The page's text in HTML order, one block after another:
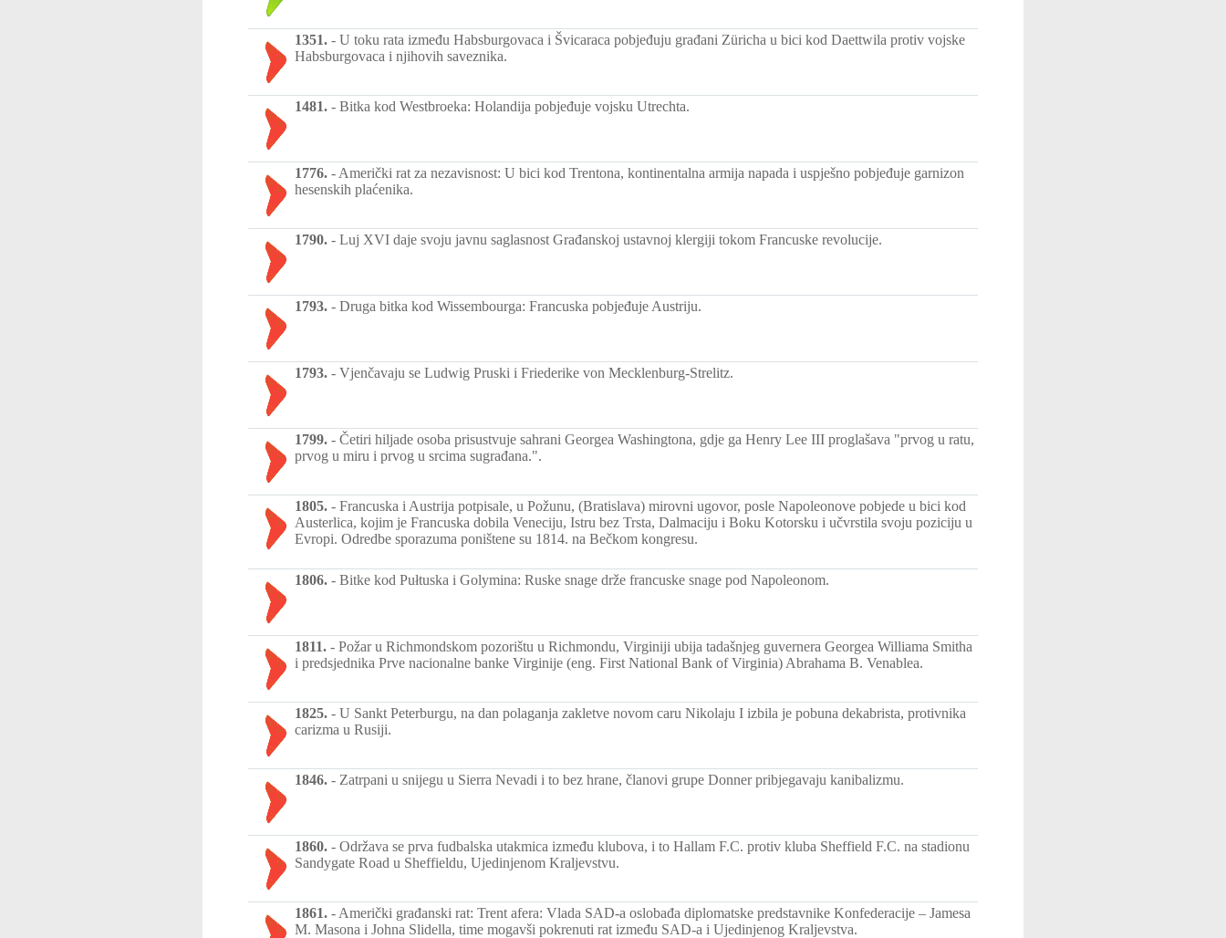
1351. - U toku rata između Habsburgovaca i Švicaraca pobjeđuju građani Züricha u bici kod Daettwila protiv vojske
Habsburgovaca i njihovih saveznika.
1481. - Bitka kod Westbroeka: Holandija pobjeđuje vojsku Utrechta.
1776. - Američki rat za nezavisnost: U bici kod Trentona, kontinentalna armija napada i uspješno pobjeđuje garnizon
hesenskih plaćenika.
1790. - Luj XVI daje svoju javnu saglasnost Građanskoj ustavnoj klergiji tokom Francuske revolucije.
1793. - Druga bitka kod Wissembourga: Francuska pobjeđuje Austriju.
1793. - Vjenčavaju se Ludwig Pruski i Friederike von Mecklenburg-Strelitz.
1799. - Četiri hiljade osoba prisustvuje sahrani Georgea Washingtona, gdje ga Henry Lee III proglašava "prvog u ratu,
prvog u miru i prvog u srcima sugrađana.".
1805. - Francuska i Austrija potpisale, u Požunu, (Bratislava) mirovni ugovor, posle Napoleonove pobjede u bici kod
Austerlica, kojim je Francuska dobila Veneciju, Istru bez Trsta, Dalmaciju i Boku Kotorsku i učvrstila svoju poziciju u
Evropi. Odredbe sporazuma poništene su 1814. na Bečkom kongresu.
1806. - Bitke kod Pułtuska i Golymina: Ruske snage drže francuske snage pod Napoleonom.
1811. - Požar u Richmondskom pozorištu u Richmondu, Virginiji ubija tadašnjeg guvernera Georgea Williama Smitha
i predsjednika Prve nacionalne banke Virginije (eng. First National Bank of Virginia) Abrahama B. Venablea.
1825. - U Sankt Peterburgu, na dan polaganja zakletve novom caru Nikolaju I izbila je pobuna dekabrista, protivnika
carizma u Rusiji.
1846. - Zatrpani u snijegu u Sierra Nevadi i to bez hrane, članovi grupe Donner pribjegavaju kanibalizmu.
1860. - Održava se prva fudbalska utakmica između klubova, i to Hallam F.C. protiv kluba Sheffield F.C. na stadionu
Sandygate Road u Sheffieldu, Ujedinjenom Kraljevstvu.
1861. - Američki građanski rat: Trent afera: Vlada SAD-a oslobađa diplomatske predstavnike Konfederacije – Jamesa
M. Masona i Johna Slidella, time mogavši pokrenuti rat između SAD-a i Ujedinjenog Kraljevstva.